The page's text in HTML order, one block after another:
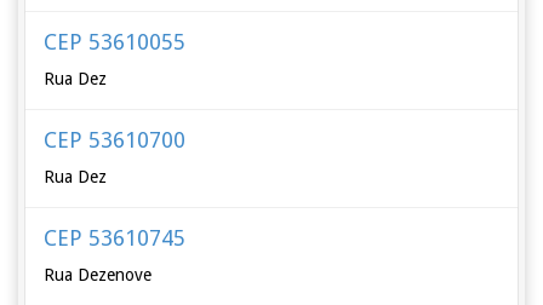
CEP 53610055
Rua Dez
CEP 53610700
Rua Dez
CEP 53610745
Rua Dezenove